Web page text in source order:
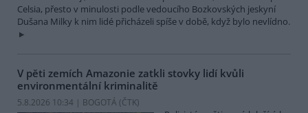
Celsia, přesto v minulosti podle vedoucího Bozkovských jeskyní
Dušana Milky k nim lidé přicházeli spíše v době, když bylo nevlídno.
V pěti zemích Amazonie zatkli stovky lidí kvůli
environmentální kriminalitě
5.8.2026 10:34 | BOGOTÁ (ČTK)